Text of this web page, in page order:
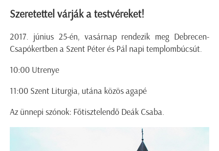
Szeretettel várják a testvéreket!
2017. június 25-én, vasárnap rendezik meg Debrecen-
Csapókertben a Szent Péter és Pál napi templombúcsút.
10:00 Utrenye
11:00 Szent Liturgia, utána közös agapé
Az ünnepi szónok: Főtisztelendő Deák Csaba.